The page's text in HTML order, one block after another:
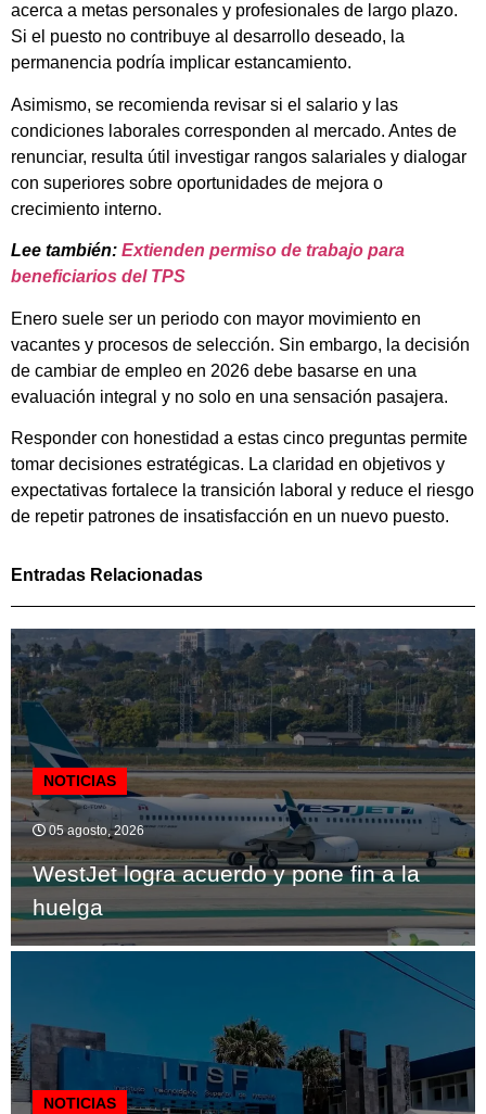
acerca a metas personales y profesionales de largo plazo.
Si el puesto no contribuye al desarrollo deseado, la
permanencia podría implicar estancamiento.
Asimismo, se recomienda revisar si el salario y las
condiciones laborales corresponden al mercado. Antes de
renunciar, resulta útil investigar rangos salariales y dialogar
con superiores sobre oportunidades de mejora o
crecimiento interno.
Lee también: Extienden permiso de trabajo para
beneficiarios del TPS
Enero suele ser un periodo con mayor movimiento en
vacantes y procesos de selección. Sin embargo, la decisión
de cambiar de empleo en 2026 debe basarse en una
evaluación integral y no solo en una sensación pasajera.
Responder con honestidad a estas cinco preguntas permite
tomar decisiones estratégicas. La claridad en objetivos y
expectativas fortalece la transición laboral y reduce el riesgo
de repetir patrones de insatisfacción en un nuevo puesto.
Entradas Relacionadas
NOTICIAS
05 agosto, 2026
WestJet logra acuerdo y pone fin a la
huelga
NOTICIAS